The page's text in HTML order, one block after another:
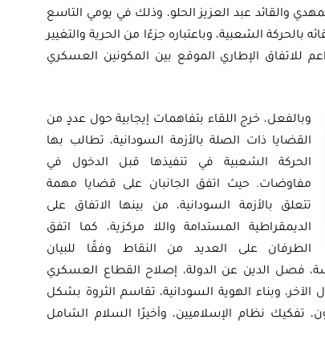
والقائد عبد العزيز الحلو، وذلك في يومي التاسع
الأمة في لقائه بالحركة الشعبية، وباعتباره جزءًا من الحرية والتغيير
للاتفاق الإطاري الموقع بين المكونين العسكري
وبالفعل، خرج اللقاء بتفاهمات إيجابية حول عددٍ من
القضايا ذات الصلة بالأزمة السودانية، تطالب بها
الحركة الشعبية في تنفيذها قبل الدخول في
مفاوضات. حيث اتفق الجانبان على قضايا مهمة
تتعلق بالأزمة السودانية، من بينها الاتفاق على
الديمقراطية المستدامة واللا مركزية، كما اتفق
الطرفان على العديد من النقاط وفقًا للبيان
فصل الدين عن الدولة، إصلاح القطاع العسكري
وبناء الهوية السودانية، تقاسم الثروة بشكل
تفكيك نظام الإسلاميين، وأخيرًا السلام الشامل
وسياسات التعزيز
Add To Cart